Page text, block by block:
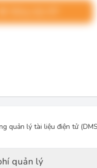
quản lý tài liệu điện tử
quản lý